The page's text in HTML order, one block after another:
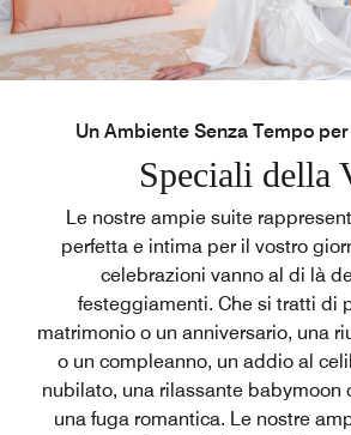
Un Ambiente Senza Tempo
Speciali della
Le nostre ampie suite
perfetta e intima per il vostro
celebrazioni vanno al di là
festeggiamenti. Che si tratti di
matrimonio o un anniversario, una
o un compleanno, un addio al
nubilato, una rilassante babymoon
una fuga romantica. Le nostre